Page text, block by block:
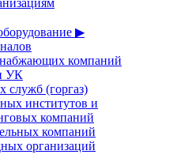
▶
компаний
УК
служб (горгаз)
институтов и
компаний
компаний
организаций